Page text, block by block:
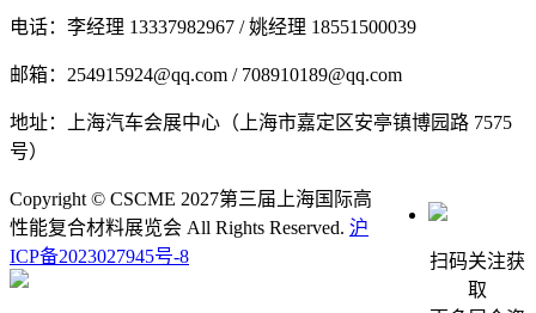
电话：李经理 13337982967 / 姚经理 18551500039
邮箱：254915924@qq.com / 708910189@qq.com
地址：上海汽车会展中心（上海市嘉定区安亭镇博园路 7575
号）
扫码关注获
取
Copyright © CSCME 2027第三届上海国际高
性能复合材料展览会 All Rights Reserved. 沪
ICP备2023027945号-8